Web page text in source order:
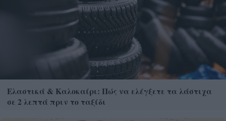
Ελαστικά & Καλοκαίρι: Πώς να ελέγξετε τα λάστιχα
σε 2 λεπτά πριν το ταξίδι